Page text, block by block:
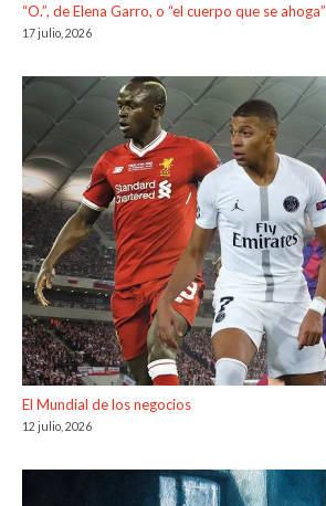
“O.”, de Elena Garro, o “el cuerpo que se ahoga”
17 julio, 2026
El Mundial de los negocios
12 julio, 2026